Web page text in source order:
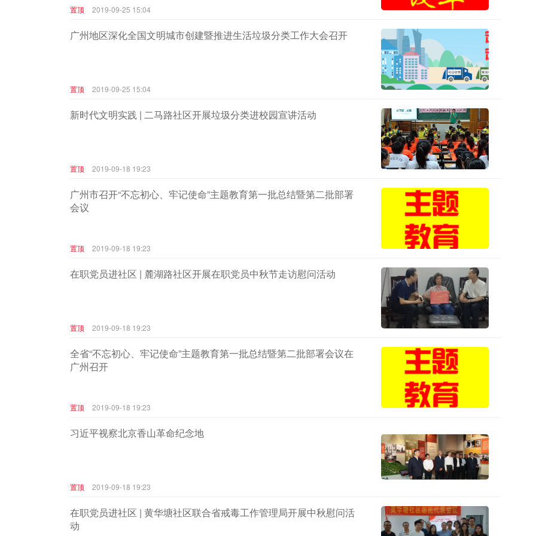
置顶 2019-09-25 15:04
广州地区深化全国文明城市创建暨推进生活垃圾分类工作大会召开
置顶 2019-09-25 15:04
新时代文明实践 | 二马路社区开展垃圾分类进校园宣讲活动
置顶 2019-09-18 19:23
广州市召开“不忘初心、牢记使命”主题教育第一批总结暨第二批部署
会议
置顶 2019-09-18 19:23
在职党员进社区 | 麓湖路社区开展在职党员中秋节走访慰问活动
置顶 2019-09-18 19:23
全省“不忘初心、牢记使命”主题教育第一批总结暨第二批部署会议在
广州召开
置顶 2019-09-18 19:23
习近平视察北京香山革命纪念地
置顶 2019-09-18 19:23
在职党员进社区 | 黄华塘社区联合省戒毒工作管理局开展中秋慰问活
动